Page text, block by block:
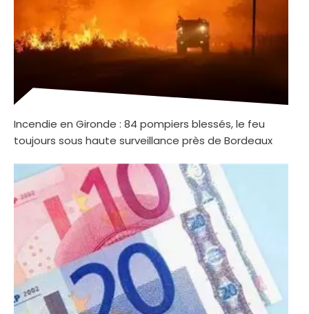
Incendie en Gironde : 84 pompiers blessés, le feu
toujours sous haute surveillance près de Bordeaux